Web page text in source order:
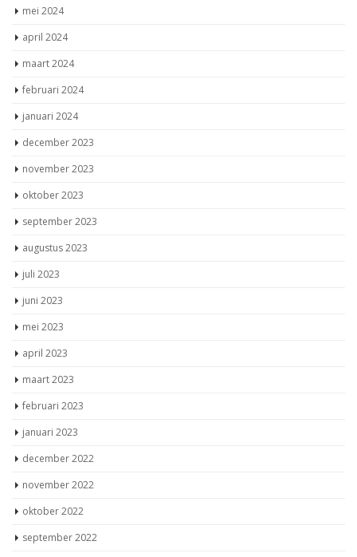
mei 2024
april 2024
maart 2024
februari 2024
januari 2024
december 2023
november 2023
oktober 2023
september 2023
augustus 2023
juli 2023
juni 2023
mei 2023
april 2023
maart 2023
februari 2023
januari 2023
december 2022
november 2022
oktober 2022
september 2022